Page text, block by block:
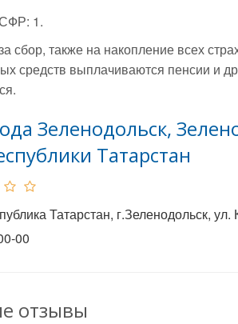
1.
сбор, также на накопление всех
средств выплачиваются пенсии и
Зеленодольск,
Татарстан
Татарстан, г.Зеленодольск,
00
отзывы